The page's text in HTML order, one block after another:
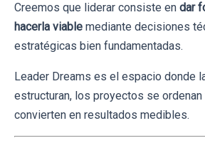
Creemos que liderar consiste en dar
hacerla viable mediante decisiones
estratégicas bien fundamentadas.
Leader Dreams es el espacio donde
estructuran, los proyectos se
convierten en resultados medibles.